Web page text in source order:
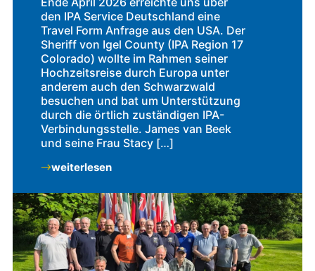
den IPA Service Deutschland eine
Travel Form Anfrage aus den USA. Der
Sheriff von Igel County (IPA Region 17
Colorado) wollte im Rahmen seiner
Hochzeitsreise durch Europa unter
anderem auch den Schwarzwald
besuchen und bat um Unterstützung
durch die örtlich zuständigen IPA-
Verbindungsstelle. James van Beek
und seine Frau Stacy […]
weiterlesen